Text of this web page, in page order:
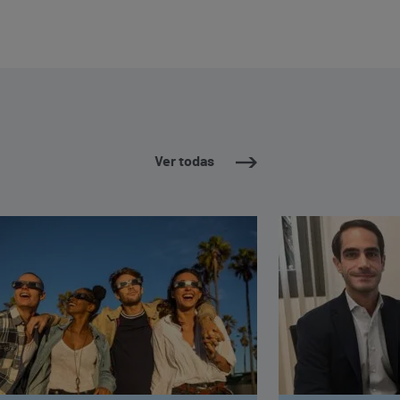
Ver todas